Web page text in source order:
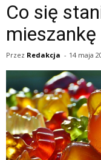
Co się
Przez Redakcja - 14 maja